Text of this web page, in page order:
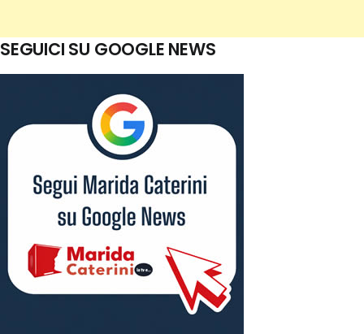
SEGUICI SU GOOGLE NEWS